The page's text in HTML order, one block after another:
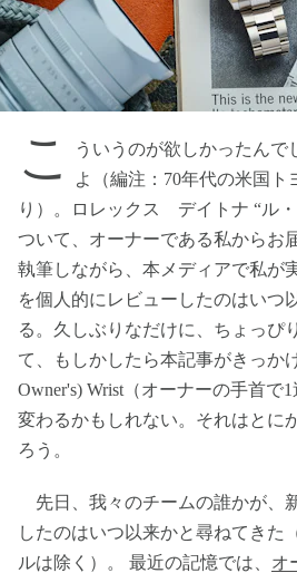
こ
ういうのが欲しかったん
よ（編注：70年代の米国
り）。ロレックス デイトナ “ル・
ついて、オーナーである私からお
執筆しながら、本メディアで私が
を個人的にレビューしたのはいつ
る。久しぶりなだけに、ちょっぴ
て、もしかしたら本記事がきっか
Owner's) Wrist（オーナーの手首で
変わるかもしれない。それはとに
ろう。
先日、我々のチームの誰かが、
したのはいつ以来かと尋ねてきた
ルは除く）。 最近の記憶では、 オ